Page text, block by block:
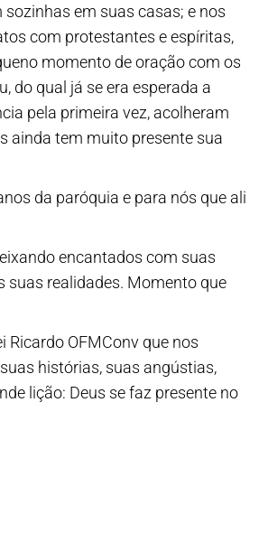
em suas casas; e nos
com protestantes e espíritas,
momento de oração com os
do qual já se era esperada a
pela primeira vez, acolheram
ainda tem muito presente sua
da paróquia e para nós que ali
encantados com suas
suas realidades. Momento que
Ricardo OFMConv que nos
histórias, suas angústias,
lição: Deus se faz presente no